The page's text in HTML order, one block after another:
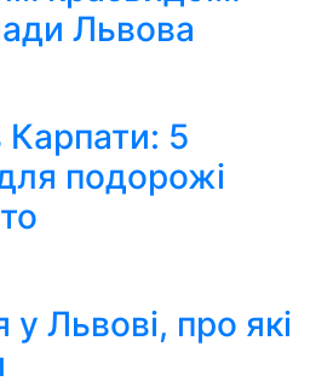
Львова
Карпати: 5
подорожі
у Львові, про які